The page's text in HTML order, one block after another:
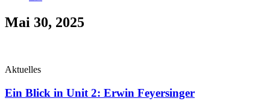
Mai 30, 2025
Aktuelles
Ein Blick in Unit 2: Erwin Feyersinger